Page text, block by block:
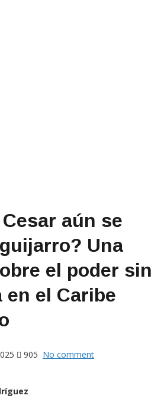
aún se
Una
el poder sin
el Caribe
905 No comment